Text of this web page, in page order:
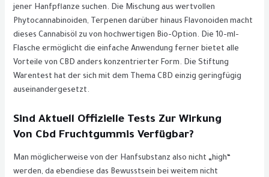
jener Hanfpflanze suchen. Die Mischung aus wertvollen
Phytocannabinoiden, Terpenen darüber hinaus Flavonoiden macht
dieses Cannabisöl zu von hochwertigen Bio-Option. Die 10-ml-
Flasche ermöglicht die einfache Anwendung ferner bietet alle
Vorteile von CBD anders konzentrierter Form. Die Stiftung
Warentest hat der sich mit dem Thema CBD einzig geringfügig
auseinandergesetzt.
Sind Aktuell Offizielle Tests Zur Wirkung
Von Cbd Fruchtgummis Verfügbar?
Man möglicherweise von der Hanfsubstanz also nicht „high“
werden, da ebendiese das Bewusstsein bei weitem nicht